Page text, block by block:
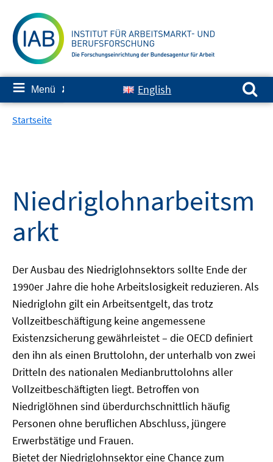
zum
Inhalt
≡ Menü ✘ English
Suchen nach:
Startseite
Niedriglohnarbeitsm
arkt
Der Ausbau des Niedriglohnsektors sollte Ende der
1990er Jahre die hohe Arbeitslosigkeit reduzieren. Als
Niedriglohn gilt ein Arbeitsentgelt, das trotz
Vollzeitbeschäftigung keine angemessene
Existenzsicherung gewährleistet – die OECD definiert
den ihn als einen Bruttolohn, der unterhalb von zwei
Dritteln des nationalen Medianbruttolohns aller
Vollzeitbeschäftigten liegt. Betroffen von
Niedriglöhnen sind überdurchschnittlich häufig
Personen ohne beruflichen Abschluss, jüngere
Erwerbstätige und Frauen.
Bietet der Niedriglohnsektor eine Chance zum